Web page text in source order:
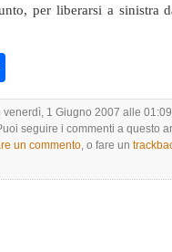
per liberarsi a sinistra
1 Giugno 2007 alle
seguire i commenti a questo
un commento, o fare un